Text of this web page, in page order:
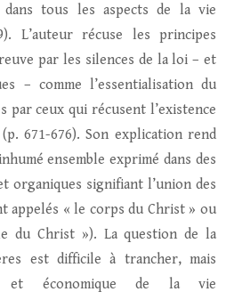
tous les aspects de la vie
L’auteur récuse les principes
par les silences de la loi – et
– comme l’essentialisation du
par ceux qui récusent l’existence
671-676). Son explication rend
ensemble exprimé dans des
organiques signifiant l’union des
appelés « le corps du Christ » ou
du Christ »). La question de la
est difficile à trancher, mais
et économique de la vie